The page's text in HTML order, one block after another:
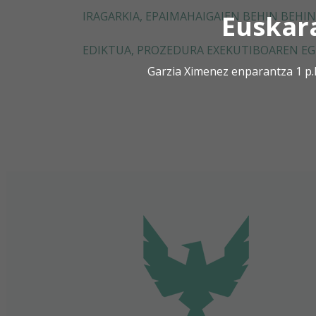
Garzia Ximenez enparantza 1
IRAGARKIA, EPAIMAHAIGAIEN BEHIN
EDIKTUA, PROZEDURA EXEKUTIBOAREN